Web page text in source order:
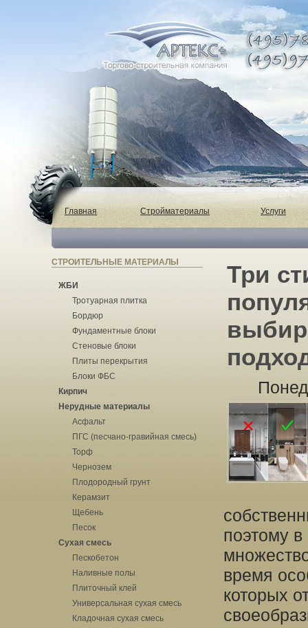
Главная Стройматериалы Услуги
СТРОИТЕЛЬНЫЕ МАТЕРИАЛЫ
ЖБИ
Тротуарная плитка
Бордюр
Фундаментные блоки
Стеновые блоки
Плиты перекрытия
Блоки ФБС
Кирпич
Нерудные материалы
Асфальт
ПГС (песчано-гравийная смесь)
Торф
Чернозем
Плодородный грунт
Керамзит
Щебень
Песок
Сухая смесь
Пескобетон
Наливные полы
Плиточный клей
Универсальная сухая смесь
Кладочная сухая смесь
Три
поэтому
время
которых